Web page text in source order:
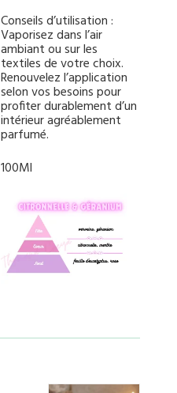
Conseils d’utilisation :
Vaporisez dans l’air
ambiant ou sur les
textiles de votre choix.
Renouvelez l’application
selon vos besoins pour
profiter durablement d’un
intérieur agréablement
parfumé.
100Ml